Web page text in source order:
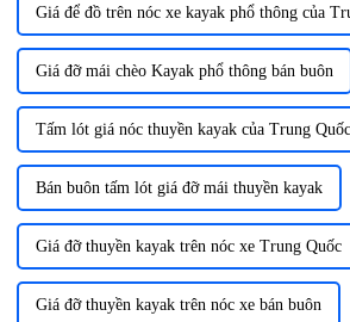
Giá để đồ trên nóc xe kayak phổ thông của
Giá đỡ mái chèo Kayak phổ thông bán buôn
Tấm lót giá nóc thuyền kayak của Trung Quốc
Bán buôn tấm lót giá đỡ mái thuyền kayak
Giá đỡ thuyền kayak trên nóc xe Trung Quốc
Giá đỡ thuyền kayak trên nóc xe bán buôn